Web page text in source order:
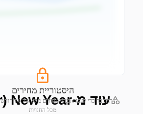
היסטוריית מחירים
התחבר כדי לצפות
מכל החנויות
עוד מ-Chinese (Lunar) New Year